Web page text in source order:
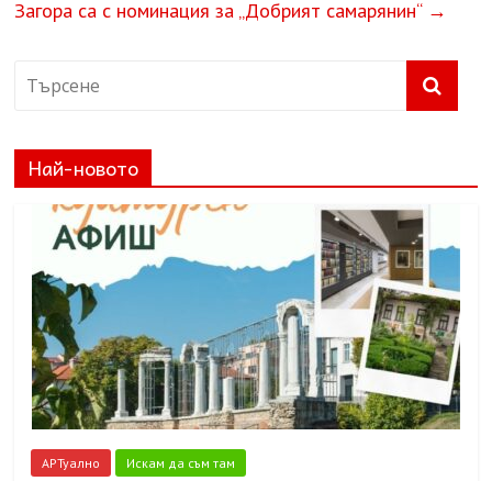
Загора са с номинация за „Добрият самарянин“ →
Най-новото
АРТуално Искам да съм там